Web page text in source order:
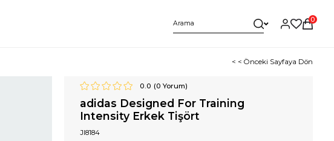
0
< < Önceki Sayfaya Dön
0.0 (0 Yorum)
adidas Designed For Training
Intensity Erkek Tişört
JI8184